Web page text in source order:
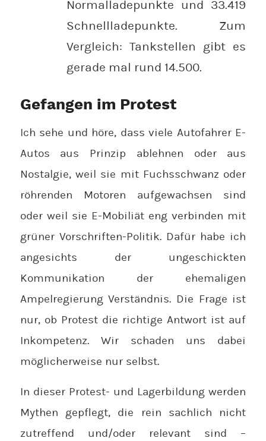
Normalladepunkte und 33.419
Schnellladepunkte. Zum
Vergleich: Tankstellen gibt es
gerade mal rund 14.500.
Gefangen im Protest
Ich sehe und höre, dass viele Autofahrer E-
Autos aus Prinzip ablehnen oder aus
Nostalgie, weil sie mit Fuchsschwanz oder
röhrenden Motoren aufgewachsen sind
oder weil sie E-Mobiliät eng verbinden mit
grüner Vorschriften-Politik. Dafür habe ich
angesichts der ungeschickten
Kommunikation der ehemaligen
Ampelregierung Verständnis. Die Frage ist
nur, ob Protest die richtige Antwort ist auf
Inkompetenz. Wir schaden uns dabei
möglicherweise nur selbst.
In dieser Protest- und Lagerbildung werden
Mythen gepflegt, die rein sachlich nicht
zutreffend und/oder relevant sind –